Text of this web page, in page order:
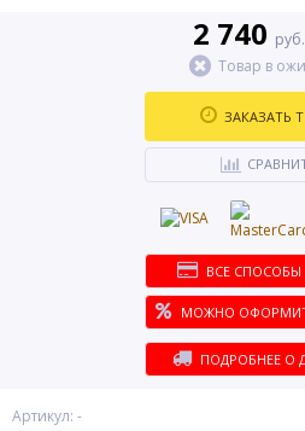
Артикул: -
2 740
Товар в
ЗАКАЗАТЬ
ВСЕ
МОЖНО
ПОДРОБНЕЕ О